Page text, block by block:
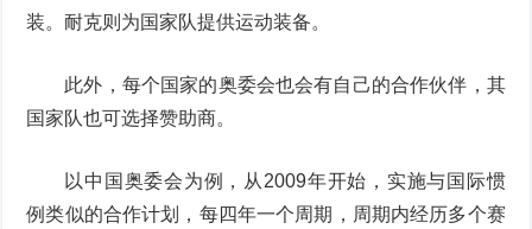
装。耐克则为国家队提供运动装备。
此外，每个国家的奥委会也会有自己的合作伙伴，其
国家队也可选择赞助商。
以中国奥委会为例，从2009年开始，实施与国际惯
例类似的合作计划，每四年一个周期，周期内经历多个赛